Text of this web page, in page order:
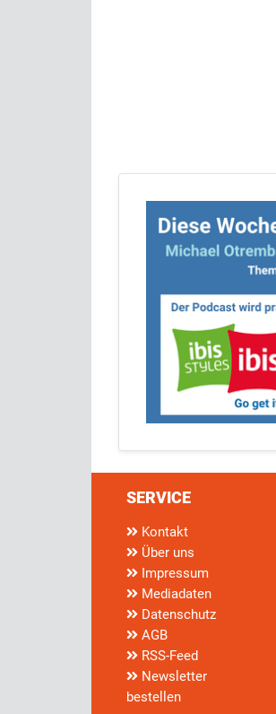
SERVICE
Kontakt
Über uns
Impressum
Mediadaten
Datenschutz
AGB
RSS-Feed
Newsletter
bestellen